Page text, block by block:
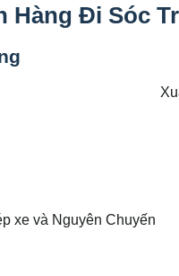
Hàng Đi Sóc
xe và Nguyên Chuyến